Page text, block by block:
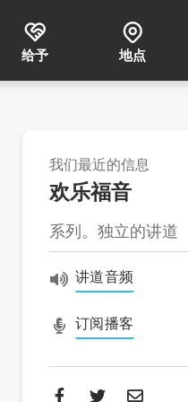
地点
给予
我们最近的信息
欢乐福音
系列。独立的讲道
讲道音频
订阅播客